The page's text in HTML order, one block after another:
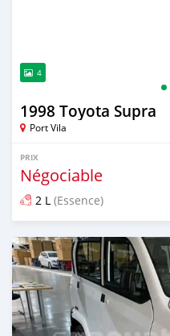
4
1998 Toyota Supra
Port Vila
PRIX
Négociable
2 L (Essence)
Publié il y a environ 2 mois